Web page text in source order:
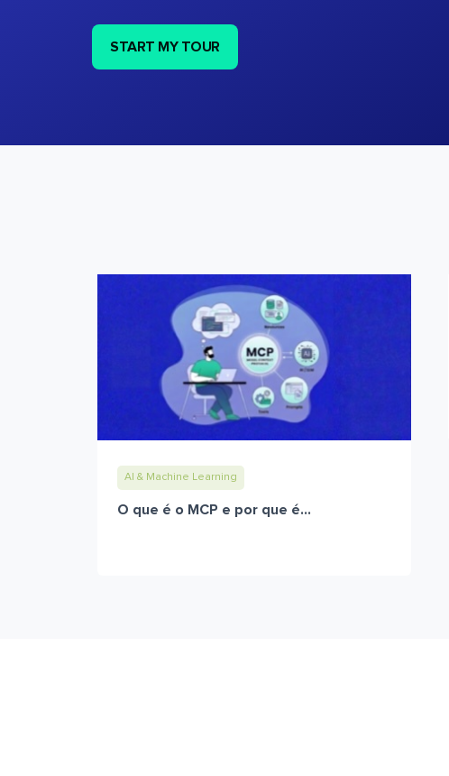
START MY TOUR
AI & Machine Learning
O que é o MCP e por que é...